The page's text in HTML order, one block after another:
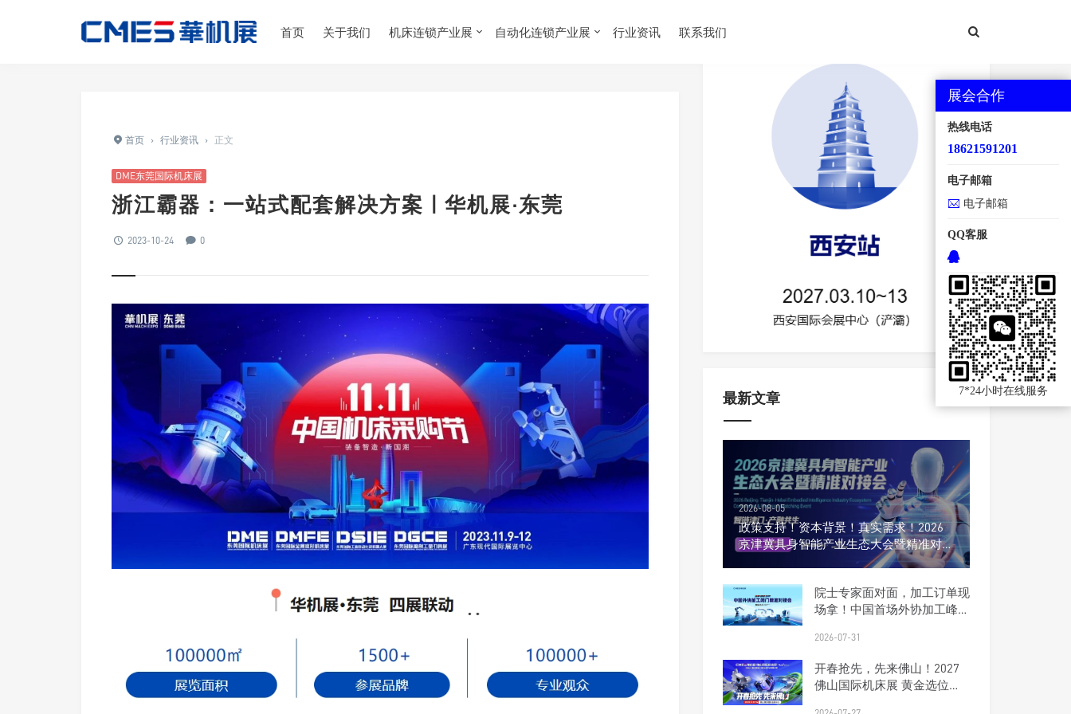
首页 关于我们 机床连锁产业展 自动化连锁产业展 行业资讯 联系我们
首页 › 行业资讯 › 正文
DME东莞国际机床展
浙江霸器：一站式配套解决方案 | 华机展·东莞
2023-10-24 0
地点：西安国际会展中心【浐灞
最新文章
2026-08-05
政策支持！资本背景！真实需求！2026
京津冀具身智能产业生态大会暨精准对接
院士专家面对面，加工订单现
场拿！中国首场外协加工峰会
2026-07-31
开春抢先，先来佛山！2027
佛山国际机床展 黄金选位正
展会合作
热线电话
18621591201
电子邮箱
电子邮箱
QQ客服
7*24小时在线服务